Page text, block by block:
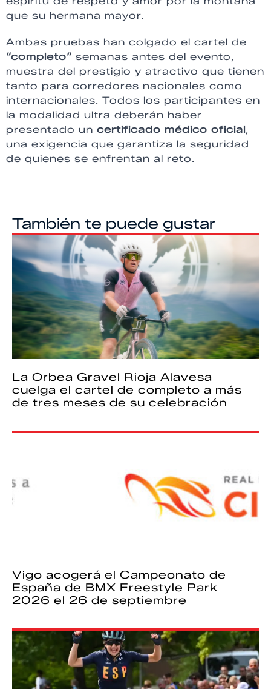
que su hermana mayor.
Ambas pruebas han colgado el cartel de
“completo” semanas antes del evento,
muestra del prestigio y atractivo que tienen
tanto para corredores nacionales como
internacionales. Todos los participantes en
la modalidad ultra deberán haber
presentado un certificado médico oficial,
una exigencia que garantiza la seguridad
de quienes se enfrentan al reto.
También te puede gustar
La Orbea Gravel Rioja Alavesa
cuelga el cartel de completo a más
de tres meses de su celebración
Vigo acogerá el Campeonato de
España de BMX Freestyle Park
2026 el 26 de septiembre